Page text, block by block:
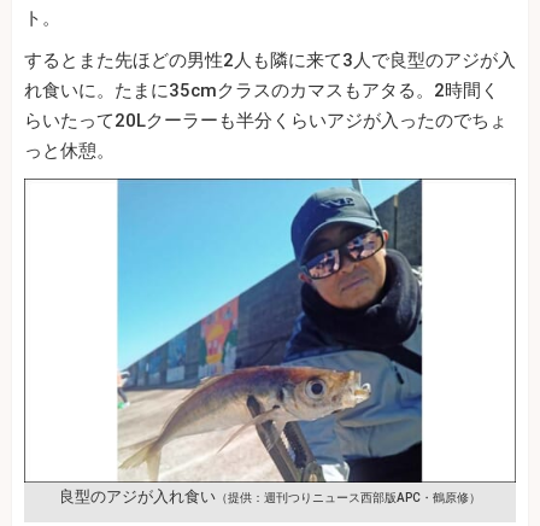
ト。
するとまた先ほどの男性2人も隣に来て3人で良型のアジが入
れ食いに。たまに35cmクラスのカマスもアタる。2時間く
らいたって20Lクーラーも半分くらいアジが入ったのでちょ
っと休憩。
良型のアジが入れ食い （提供：週刊つりニュース西部版APC・鶴原修）